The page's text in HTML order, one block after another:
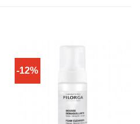
-12%